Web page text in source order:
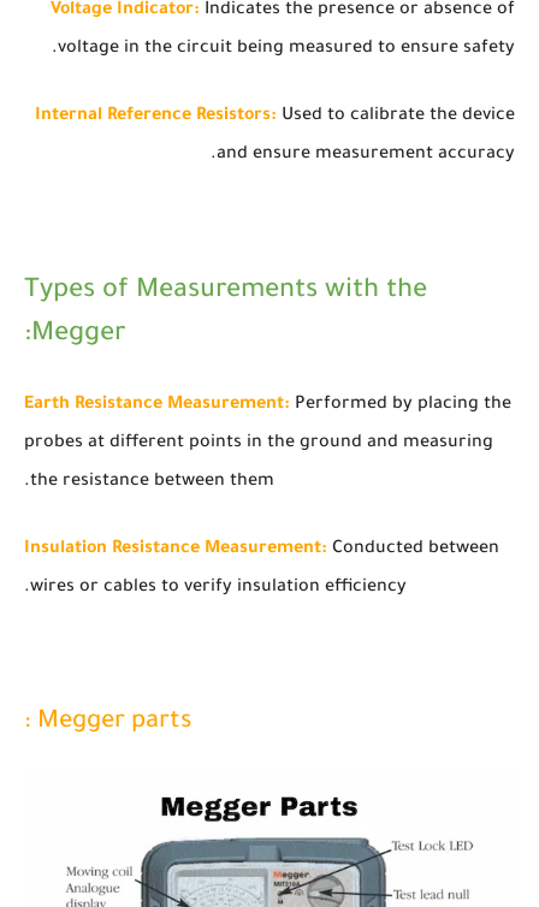
Voltage Indicator: Indicates the presence or absence of
voltage in the circuit being measured to ensure safety.
Internal Reference Resistors: Used to calibrate the device
and ensure measurement accuracy.
Types of Measurements with the
Megger:
Earth Resistance Measurement: Performed by placing the
probes at different points in the ground and measuring
the resistance between them.
Insulation Resistance Measurement: Conducted between
wires or cables to verify insulation efficiency.
Megger parts :